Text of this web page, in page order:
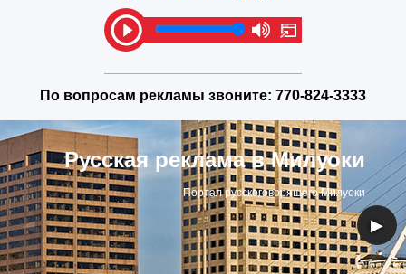
По вопросам рекламы звоните: 770-824-3333
Русская реклама в Милуоки
Портал русскоговорящего Милуоки
◀ ▶